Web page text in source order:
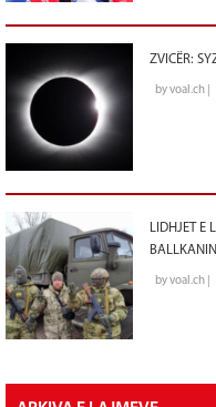
ZVICËR:
by voal.ch |
LIDHJET E
BALLKANIN
by voal.ch |